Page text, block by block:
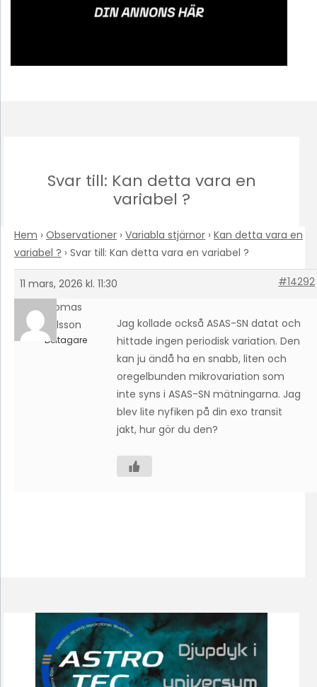
Svar till: Kan detta vara en
variabel ?
Hem › Observationer › Variabla stjärnor › Kan detta vara en
variabel ? › Svar till: Kan detta vara en variabel ?
11 mars, 2026 kl. 11:30
#14292
Thomas
Karlsson
Deltagare
Jag kollade också ASAS-SN datat och
hittade ingen periodisk variation. Den
kan ju ändå ha en snabb, liten och
oregelbunden mikrovariation som
inte syns i ASAS-SN mätningarna. Jag
blev lite nyfiken på din exo transit
jakt, hur gör du den?